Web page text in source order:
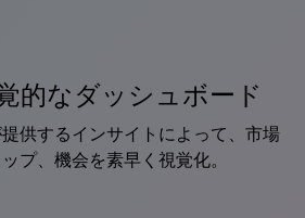
的なダッシュボード
供するインサイトによって、市場
プ、機会を素早く視覚化。